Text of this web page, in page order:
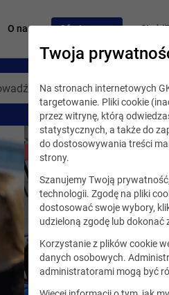
O nas Oferty pracy Staż
Twoja
Na stronach internetowych
targetowanie. Pliki cookie
przez witrynę, którą
statystycznych, a także do
do dostosowywania treści
strony.
Szanujemy Twoją
technologii. Zgodę na pliki
dostosować swoje wybory,
udzieloną zgodę lub dokonać
Korzystanie z plików cookie
danych osobowych.
administratorami mogą być